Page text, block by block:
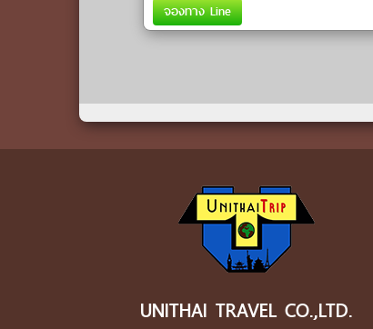
จองทาง Line
UNITHAI TRAVEL CO.,LTD.